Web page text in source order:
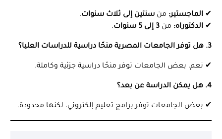
✔ الماجستير: من سنتين إلى ثلاث سنوات.
✔ الدكتوراه: من 3 إلى 5 سنوات .
3. هل توفر الجامعات المصرية منحًا دراسية للدراسات العليا؟
✔ نعم، بعض الجامعات توفر منحًا دراسية جزئية وكاملة.
4. هل يمكن الدراسة عن بعد؟
✔ بعض الجامعات توفر برامج تعليم إلكتروني، لكنها محدودة.